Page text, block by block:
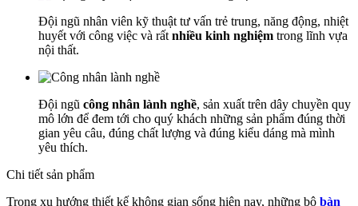
Đội ngũ nhân viên kỹ thuật tư vấn trẻ trung, năng động, nhiệt
huyết với công việc và rất nhiều kinh nghiệm trong lĩnh vựa
nội thất.
Đội ngũ công nhân lành nghề, sản xuất trên dây chuyền quy
mô lớn để đem tới cho quý khách những sản phẩm đúng thời
gian yêu câu, đúng chất lượng và đúng kiểu dáng mà mình
yêu thích.
Chi tiết sản phẩm
Trong xu hướng thiết kế không gian sống hiện nay, những bộ bàn